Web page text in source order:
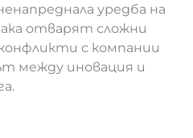
уредба на
отварят сложни
с компании
между иновация и